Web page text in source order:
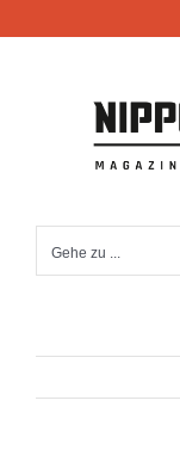
Inhalt
Gehe zu ...